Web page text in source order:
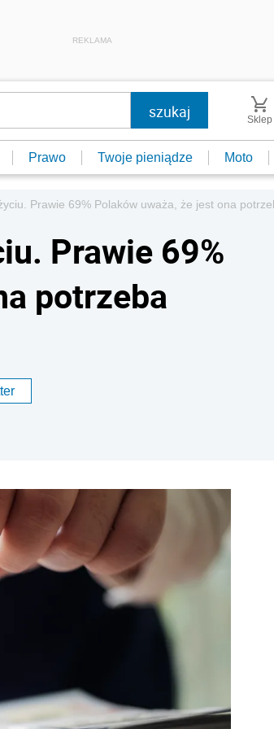
REKLAMA
Sklep
Prawo Twoje pieniądze Moto
Prawie 69% Polaków uważa, że jest ona
Prawie 69%
potrzeba